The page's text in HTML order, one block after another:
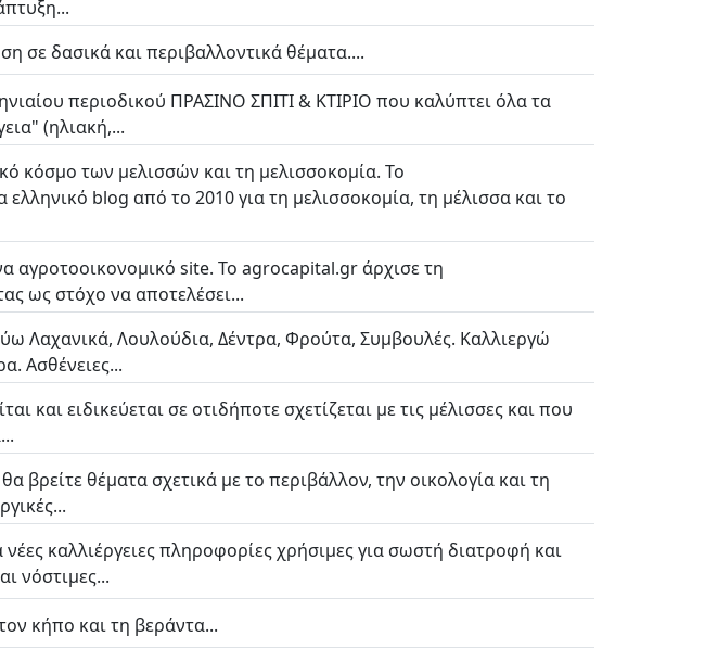
σε δασικά και περιβαλλοντικά θέματα....
περιοδικού ΠΡΑΣΙΝΟ ΣΠΙΤΙ & ΚΤΙΡΙΟ που καλύπτει όλα τα
(ηλιακή,...
κόσμο των μελισσών και τη μελισσοκομία. Το
blog από το 2010 για τη μελισσοκομία, τη μέλισσα και το
αγροτοοικονομικό site. To agrocapital.gr άρχισε τη
ως στόχο να αποτελέσει...
Λαχανικά, Λουλούδια, Δέντρα, Φρούτα, Συμβουλές. Καλλιεργώ
Ασθένειες...
και ειδικεύεται σε οτιδήποτε σχετίζεται με τις μέλισσες και που
βρείτε θέματα σχετικά με το περιβάλλον, την οικολογία και τη
καλλιέργειες πληροφορίες χρήσιμες για σωστή διατροφή και
νόστιμες...
κήπο και τη βεράντα...